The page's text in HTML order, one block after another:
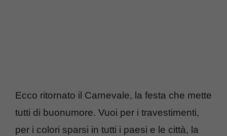
Ecco ritornato il Carnevale, la festa che mette
tutti di buonumore. Vuoi per i travestimenti,
per i colori sparsi in tutti i paesi e le città, la